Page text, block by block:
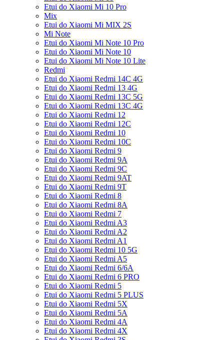
Etui do Xiaomi Mi 10 Pro
Mix
Etui do Xiaomi Mi MIX 2S
Mi Note
Etui do Xiaomi Mi Note 10 Pro
Etui do Xiaomi Mi Note 10
Etui do Xiaomi Mi Note 10 Lite
Redmi
Etui do Xiaomi Redmi 14C 4G
Etui do Xiaomi Redmi 13 4G
Etui do Xiaomi Redmi 13C 5G
Etui do Xiaomi Redmi 13C 4G
Etui do Xiaomi Redmi 12
Etui do Xiaomi Redmi 12C
Etui do Xiaomi Redmi 10
Etui do Xiaomi Redmi 10C
Etui do Xiaomi Redmi 9
Etui do Xiaomi Redmi 9A
Etui do Xiaomi Redmi 9C
Etui do Xiaomi Redmi 9AT
Etui do Xiaomi Redmi 9T
Etui do Xiaomi Redmi 8
Etui do Xiaomi Redmi 8A
Etui do Xiaomi Redmi 7
Etui do Xiaomi Redmi A3
Etui do Xiaomi Redmi A2
Etui do Xiaomi Redmi A1
Etui do Xiaomi Redmi 10 5G
Etui do Xiaomi Redmi A5
Etui do Xiaomi Redmi 6/6A
Etui do Xiaomi Redmi 6 PRO
Etui do Xiaomi Redmi 5
Etui do Xiaomi Redmi 5 PLUS
Etui do Xiaomi Redmi 5X
Etui do Xiaomi Redmi 5A
Etui do Xiaomi Redmi 4A
Etui do Xiaomi Redmi 4X